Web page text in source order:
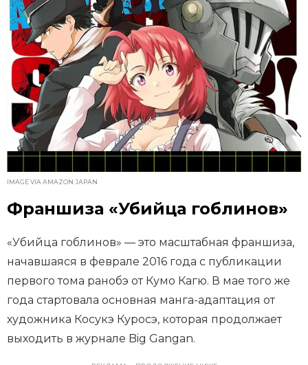
IMAGE VIA AMAZON JAPAN
Франшиза «Убийца гоблинов»
«Убийца гоблинов» — это масштабная франшиза,
начавшаяся в феврале 2016 года с публикации
первого тома ранобэ от Кумо Кагю. В мае того же
года стартовала основная манга-адаптация от
художника Косукэ Куросэ, которая продолжает
выходить в журнале Big Gangan.